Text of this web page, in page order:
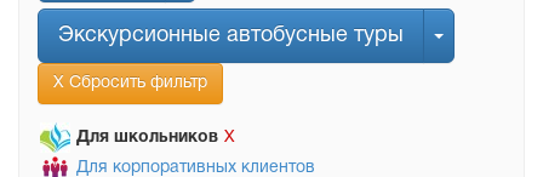
Экскурсионные автобусные туры
Х Сбросить фильтр
Для школьников Х
Для корпоративных клиентов